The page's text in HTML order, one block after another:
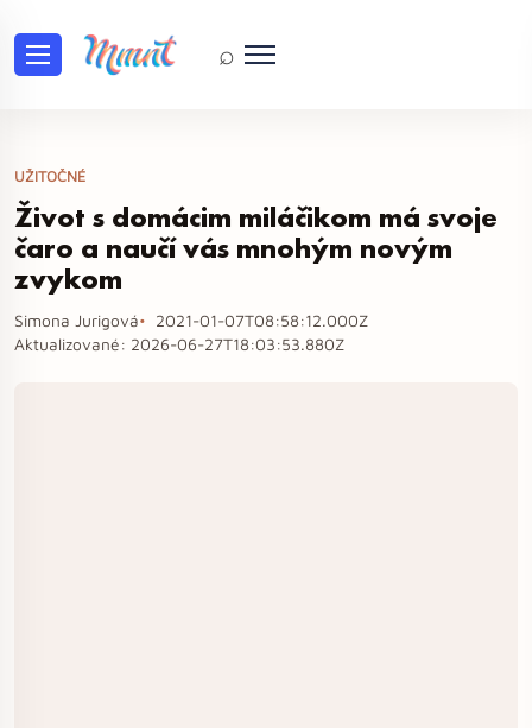
⌕
UŽITOČNÉ
Život s domácim miláčikom má svoje
čaro a naučí vás mnohým novým
zvykom
Simona Jurigová
2021-01-07T08:58:12.000Z
Aktualizované: 2026-06-27T18:03:53.880Z